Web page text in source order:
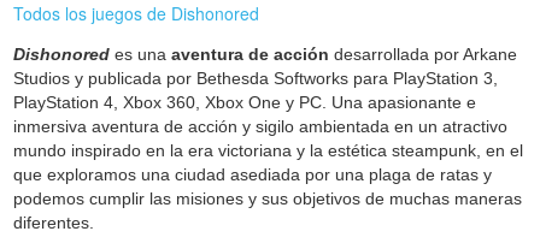
Todos los juegos de Dishonored
Dishonored es unaaventura de acción desarrollada por Arkane
Studios y publicada por Bethesda Softworks para PlayStation 3,
PlayStation 4, Xbox 360, Xbox One y PC. Una apasionante e
inmersiva aventura de acción y sigilo ambientada en un atractivo
mundo inspirado en la era victoriana y la estética steampunk, en el
que exploramos una ciudad asediada por una plaga de ratas y
podemos cumplir las misiones y sus objetivos de muchas maneras
diferentes.